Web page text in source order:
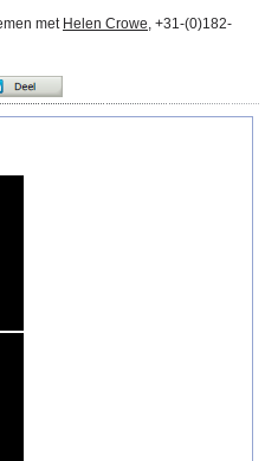
met Helen Crowe, +31-(0)182-